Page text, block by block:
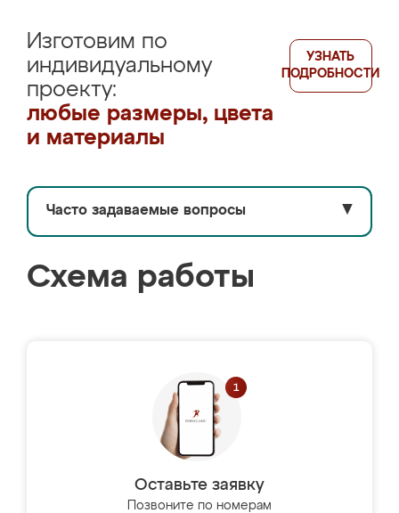
Изготовим по
индивидуальному
проекту:
любые размеры, цвета
и материалы
УЗНАТЬ
ПОДРОБНОСТИ
Часто задаваемые вопросы ▼
Схема работы
Оставьте заявку
Позвоните по номерам